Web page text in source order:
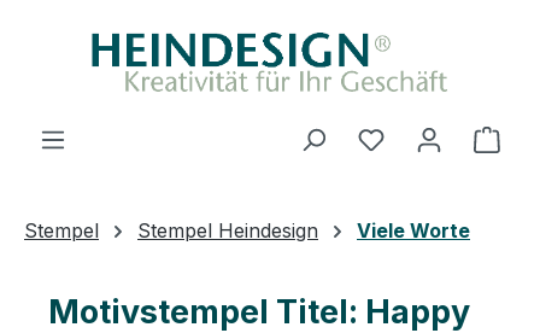
Zum Hauptinhalt springen
Du hast 0
Stempel Stempel Heindesign Viele Worte
Motivstempel Titel: Happy